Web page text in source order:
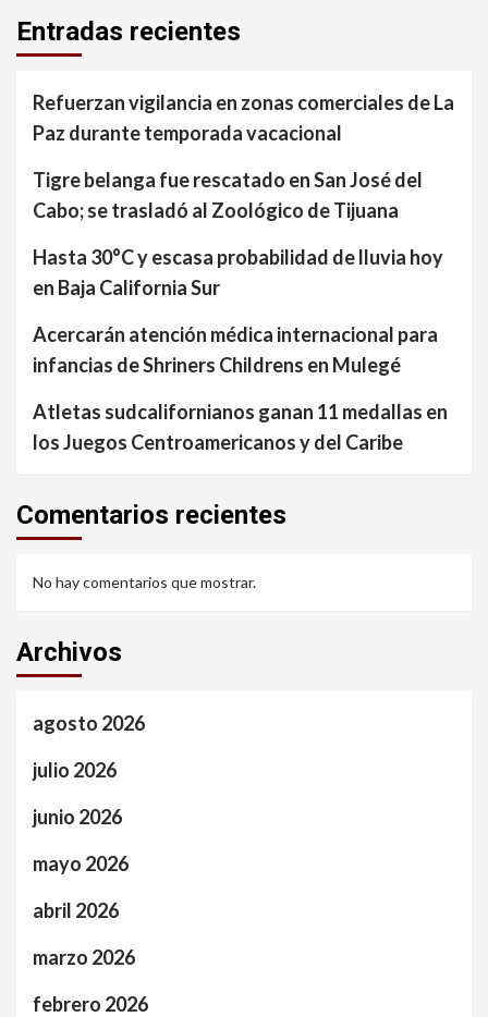
Entradas recientes
Refuerzan vigilancia en zonas comerciales de La
Paz durante temporada vacacional
Tigre belanga fue rescatado en San José del
Cabo; se trasladó al Zoológico de Tijuana
Hasta 30°C y escasa probabilidad de lluvia hoy
en Baja California Sur
Acercarán atención médica internacional para
infancias de Shriners Childrens en Mulegé
Atletas sudcalifornianos ganan 11 medallas en
los Juegos Centroamericanos y del Caribe
Comentarios recientes
No hay comentarios que mostrar.
Archivos
agosto 2026
julio 2026
junio 2026
mayo 2026
abril 2026
marzo 2026
febrero 2026